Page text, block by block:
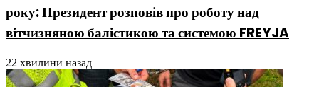
року: Президент розповів про роботу над
вітчизняною балістикою та системою FREYJA
22 хвилини назад